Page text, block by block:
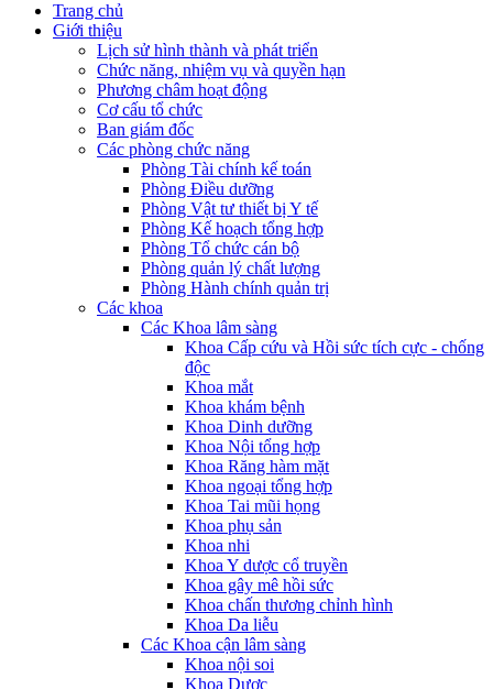
Trang chủ
Giới thiệu
Lịch sử hình thành và phát triển
Chức năng, nhiệm vụ và quyền hạn
Phương châm hoạt động
Cơ cấu tổ chức
Ban giám đốc
Các phòng chức năng
Phòng Tài chính kế toán
Phòng Điều dưỡng
Phòng Vật tư thiết bị Y tế
Phòng Kế hoạch tổng hợp
Phòng Tổ chức cán bộ
Phòng quản lý chất lượng
Phòng Hành chính quản trị
Các khoa
Các Khoa lâm sàng
Khoa Cấp cứu và Hồi sức tích cực - chống
độc
Khoa mắt
Khoa khám bệnh
Khoa Dinh dưỡng
Khoa Nội tổng hợp
Khoa Răng hàm mặt
Khoa ngoại tổng hợp
Khoa Tai mũi họng
Khoa phụ sản
Khoa nhi
Khoa Y dược cổ truyền
Khoa gây mê hồi sức
Khoa chấn thương chỉnh hình
Khoa Da liễu
Các Khoa cận lâm sàng
Khoa nội soi
Khoa Dược